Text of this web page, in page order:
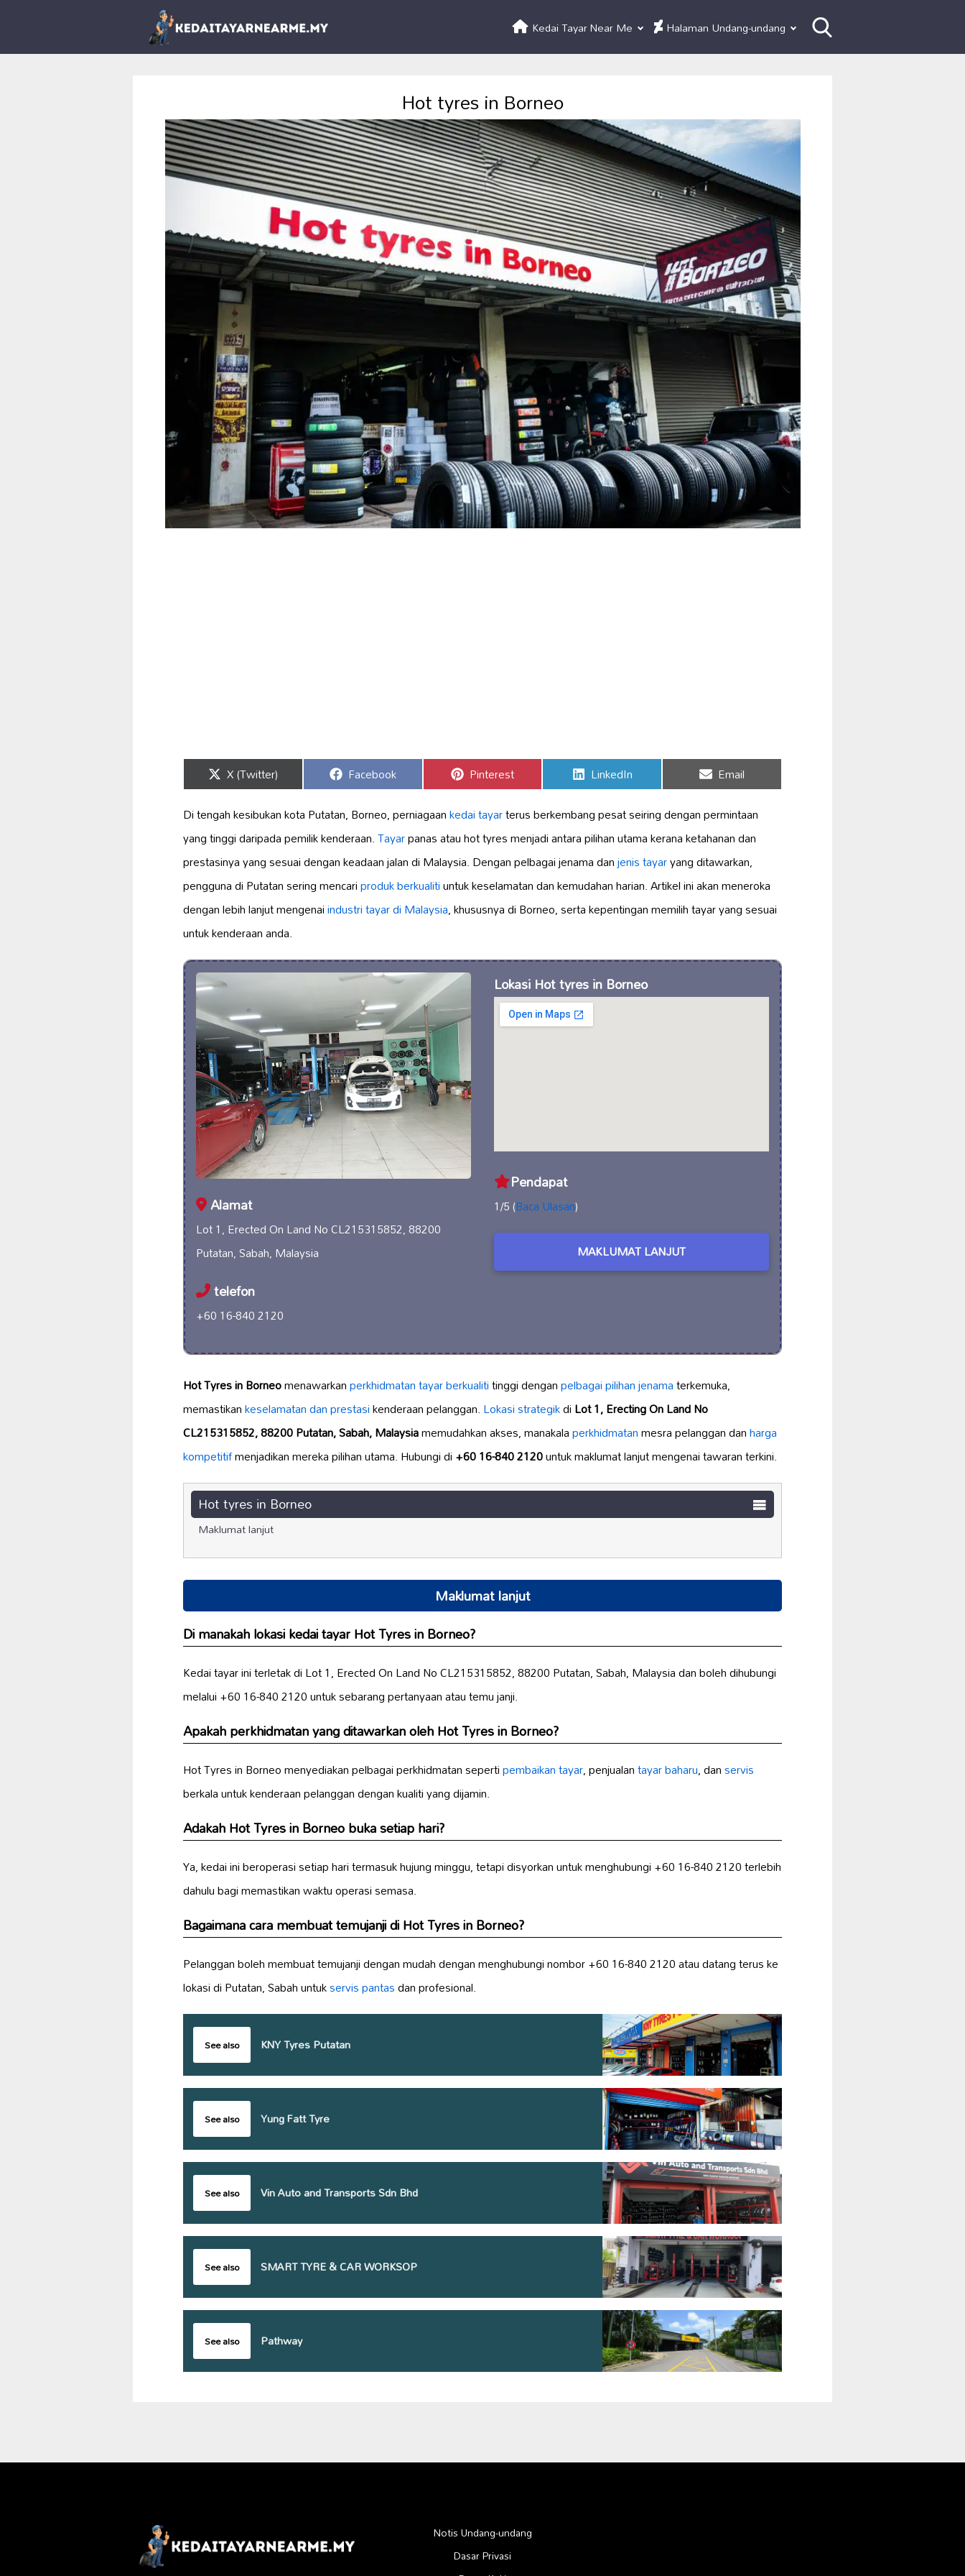
Kedai Tayar Near Me Halaman Undang-undang
Hot tyres in Borneo
Share
on
X (Twitter) Share
on
Facebook Share
on
Pinterest Share
on
LinkedIn Share
on
Email
Di tengah kesibukan kota Putatan, Borneo, perniagaankedai tayarterus berkembang pesat seiring dengan permintaan
yang tinggi daripada pemilik kenderaan.Tayarpanas atau hot tyres menjadi antara pilihan utama kerana ketahanan dan
prestasinya yang sesuai dengan keadaan jalan di Malaysia. Dengan pelbagai jenama danjenis tayaryang ditawarkan,
pengguna di Putatan sering mencariproduk berkualitiuntuk keselamatan dan kemudahan harian. Artikel ini akan meneroka
dengan lebih lanjut mengenaiindustri tayar di Malaysia, khususnya di Borneo, serta kepentingan memilih tayar yang sesuai
untuk kenderaan anda.
Alamat
Lot 1, Erected On Land No CL215315852, 88200
Putatan, Sabah, Malaysia
telefon
+60 16-840 2120
Lokasi Hot tyres in Borneo
Pendapat
1/5 (Baca Ulasan)
MAKLUMAT LANJUT
Hot Tyres in Borneomenawarkanperkhidmatan tayar berkualititinggi denganpelbagai pilihan jenamaterkemuka,
memastikankeselamatan dan prestasikenderaan pelanggan.Lokasi strategikdiLot 1, Erecting On Land No
CL215315852, 88200 Putatan, Sabah, Malaysiamemudahkan akses, manakalaperkhidmatanmesra pelanggan danharga
kompetitifmenjadikan mereka pilihan utama. Hubungi di+60 16-840 2120untuk maklumat lanjut mengenai tawaran terkini.
Hot tyres in Borneo
Maklumat lanjut
Maklumat lanjut
Di manakah lokasi kedai tayar Hot Tyres in Borneo?
Kedai tayar ini terletak di Lot 1, Erected On Land No CL215315852, 88200 Putatan, Sabah, Malaysia dan boleh dihubungi
melalui +60 16-840 2120 untuk sebarang pertanyaan atau temu janji.
Apakah perkhidmatan yang ditawarkan oleh Hot Tyres in Borneo?
Hot Tyres in Borneo menyediakan pelbagai perkhidmatan sepertipembaikan tayar, penjualantayar baharu, danservis
berkala untuk kenderaan pelanggan dengan kualiti yang dijamin.
Adakah Hot Tyres in Borneo buka setiap hari?
Ya, kedai ini beroperasi setiap hari termasuk hujung minggu, tetapi disyorkan untuk menghubungi +60 16-840 2120 terlebih
dahulu bagi memastikan waktu operasi semasa.
Bagaimana cara membuat temujanji di Hot Tyres in Borneo?
Pelanggan boleh membuat temujanji dengan mudah dengan menghubungi nombor +60 16-840 2120 atau datang terus ke
lokasi di Putatan, Sabah untukservis pantasdan profesional.
See also KNY Tyres Putatan
See also Yung Fatt Tyre
See also Vin Auto and Transports Sdn Bhd
See also SMART TYRE & CAR WORKSOP
See also Pathway
Notis Undang-undang
Dasar Privasi